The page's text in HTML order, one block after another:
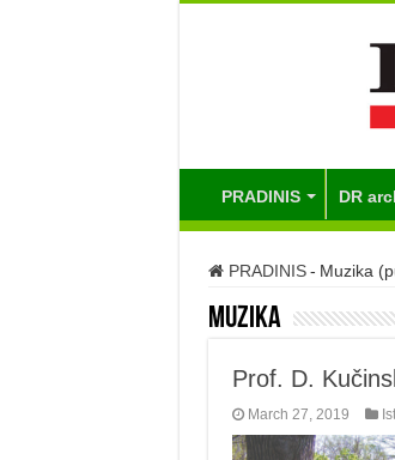
PRADINIS DR
PRADINIS - Muzika
Muzika
Prof. D.
March 27, 2019